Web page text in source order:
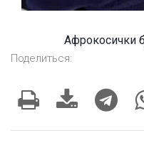
Афрокосички
Поделиться: